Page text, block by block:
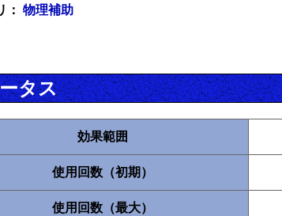
： 物理補助
タス
効果範囲
使用回数（初期）
使用回数（最大）